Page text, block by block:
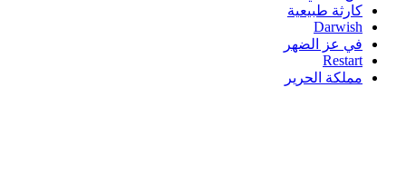
كارثة طبيعية
Darwish
في عز الضهر
Restart
مملكة الحرير